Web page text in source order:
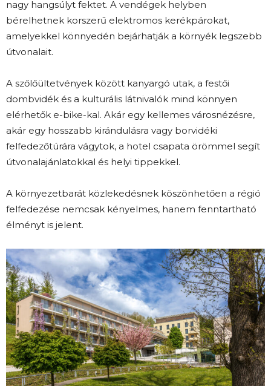
nagy hangsúlyt fektet. A vendégek helyben
bérelhetnek korszerű elektromos kerékpárokat,
amelyekkel könnyedén bejárhatják a környék legszebb
útvonalait.
A szőlőültetvények között kanyargó utak, a festői
dombvidék és a kulturális látnivalók mind könnyen
elérhetők e-bike-kal. Akár egy kellemes városnézésre,
akár egy hosszabb kirándulásra vagy borvidéki
felfedezőtúrára vágytok, a hotel csapata örömmel segít
útvonalajánlatokkal és helyi tippekkel.
A környezetbarát közlekedésnek köszönhetően a régió
felfedezése nemcsak kényelmes, hanem fenntartható
élményt is jelent.